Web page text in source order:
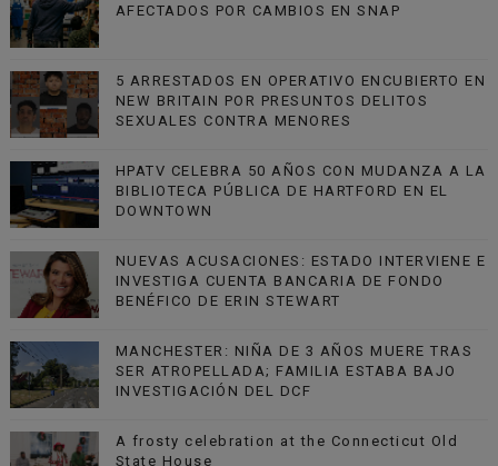
AFECTADOS POR CAMBIOS EN SNAP
5 ARRESTADOS EN OPERATIVO ENCUBIERTO EN
NEW BRITAIN POR PRESUNTOS DELITOS
SEXUALES CONTRA MENORES
HPATV CELEBRA 50 AÑOS CON MUDANZA A LA
BIBLIOTECA PÚBLICA DE HARTFORD EN EL
DOWNTOWN
NUEVAS ACUSACIONES: ESTADO INTERVIENE E
INVESTIGA CUENTA BANCARIA DE FONDO
BENÉFICO DE ERIN STEWART
MANCHESTER: NIÑA DE 3 AÑOS MUERE TRAS
SER ATROPELLADA; FAMILIA ESTABA BAJO
INVESTIGACIÓN DEL DCF
A frosty celebration at the Connecticut Old
State House